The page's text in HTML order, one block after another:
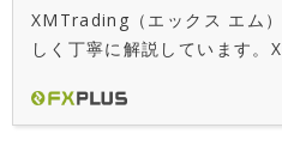
XMTrading（エックス エム
しく丁寧に解説しています。
が完了します。海外FXでの